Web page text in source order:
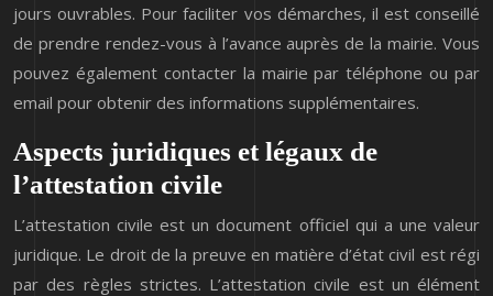
jours ouvrables. Pour faciliter vos démarches, il est conseillé
de prendre rendez-vous à l’avance auprès de la mairie. Vous
pouvez également contacter la mairie par téléphone ou par
email pour obtenir des informations supplémentaires.
Aspects juridiques et légaux de
l’attestation civile
L’attestation civile est un document officiel qui a une valeur
juridique. Le droit de la preuve en matière d’état civil est régi
par des règles strictes. L’attestation civile est un élément